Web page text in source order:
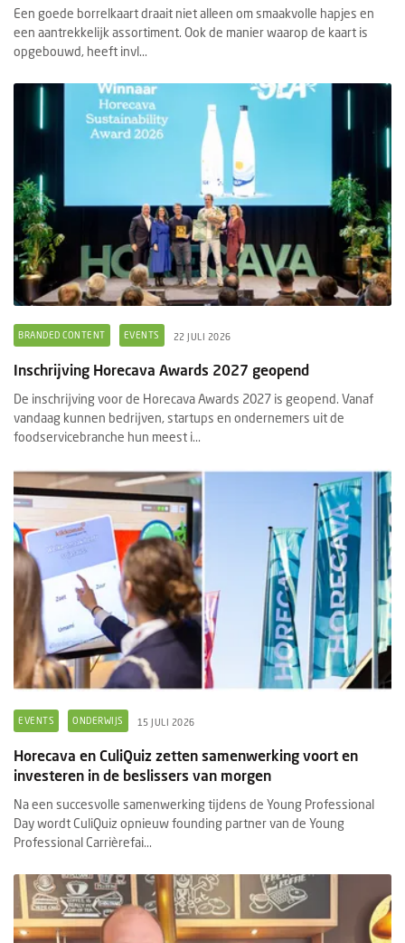
Een goede borrelkaart draait niet alleen om smaakvolle hapjes en
een aantrekkelijk assortiment. Ook de manier waarop de kaart is
opgebouwd, heeft invl...
BRANDED CONTENT EVENTS 22 JULI 2026
Inschrijving Horecava Awards 2027 geopend
De inschrijving voor de Horecava Awards 2027 is geopend. Vanaf
vandaag kunnen bedrijven, startups en ondernemers uit de
foodservicebranche hun meest i...
EVENTS ONDERWIJS 15 JULI 2026
Horecava en CuliQuiz zetten samenwerking voort en
investeren in de beslissers van morgen
Na een succesvolle samenwerking tijdens de Young Professional
Day wordt CuliQuiz opnieuw founding partner van de Young
Professional Carrièrefai...